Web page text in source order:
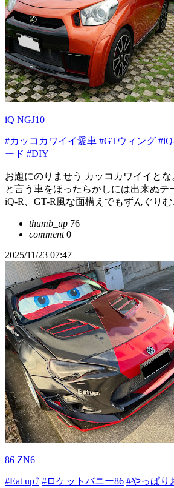
iQ NGJ10
#カッコカワイイ愛車 #GTウィング
ード #DIY
お題にのりませう カッコカワイイと
と言う車をほったらかしには出来ぬテ
iQ-R、GT-R風な面構えでもずんぐりむ
thumb_up 76
comment0
2025/11/23 07:47
86 ZN6
#Eat up⤴ #ロケットバニー86 #やっぱり